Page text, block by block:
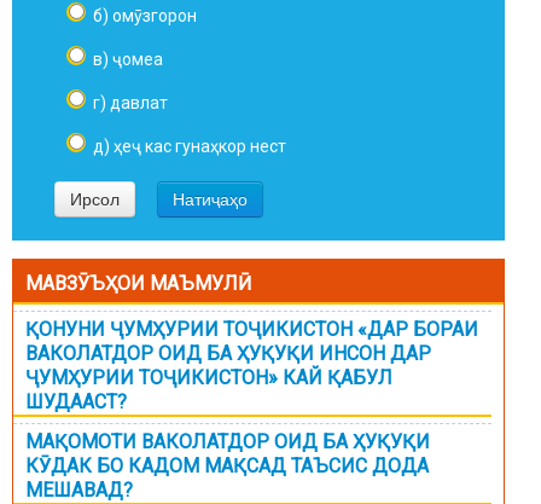
б) омӯзгорон
в) ҷомеа
г) давлат
д) ҳеҷ кас гунаҳкор нест
МАВЗӮЪҲОИ МАЪМУЛӢ
ҚОНУНИ ҶУМҲУРИИ ТОҶИКИСТОН «ДАР БОРАИ
ВАКОЛАТДОР ОИД БА ҲУҚУҚИ ИНСОН ДАР
ҶУМҲУРИИ ТОҶИКИСТОН» КАЙ ҚАБУЛ
ШУДААСТ?
МАҚОМОТИ ВАКОЛАТДОР ОИД БА ҲУҚУҚИ
КӮДАК БО КАДОМ МАҚСАД ТАЪСИС ДОДА
МЕШАВАД?